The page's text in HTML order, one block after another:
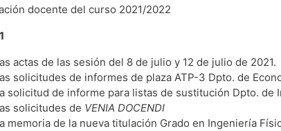
docente del curso 2021/2022
actas de las sesión del 8 de julio y 12 de julio de 2021.
solicitudes de informes de plaza ATP-3 Dpto. de
solicitud de informe para listas de sustitución Dpto. de
solicitudes de VENIA DOCENDI
memoria de la nueva titulación Grado en Ingeniería